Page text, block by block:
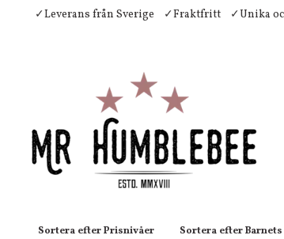
✓Leverans från Sverige ✓Fraktfritt ✓Unika
Sortera efter Prisnivåer Sortera efter